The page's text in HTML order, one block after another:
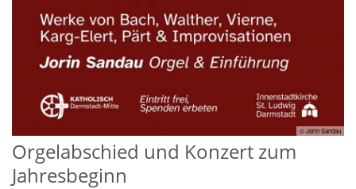
© Jorin Sandau
Orgelabschied und Konzert zum
Jahresbeginn